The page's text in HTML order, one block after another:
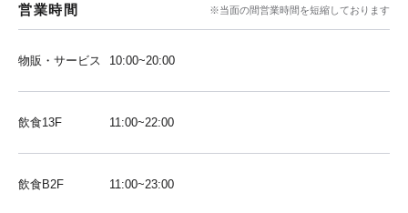
営業時間 ※当面の間営業時間を短縮しております
物販・サービス 10:00~20:00
飲食13F 11:00~22:00
飲食B2F 11:00~23:00